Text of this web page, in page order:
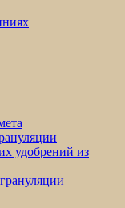
удобрений из